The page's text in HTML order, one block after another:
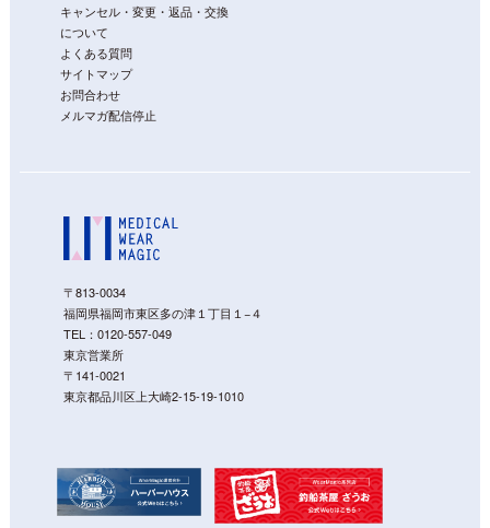
〒813-0034
福岡県福岡市東区多の津１丁目１−４
TEL： 0120-557-049
東京営業所
〒141-0021
東京都品川区上大崎2-15-19-1010
キャンセル・変更・返品・交換
について
よくある質問
サイトマップ
お問合わせ
メルマガ配信停止